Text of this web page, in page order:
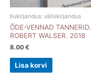
Ilukirjandus: väliskirjandus
ÕDE-VENNAD TANNERID.
ROBERT WALSER. 2018
8.00 €
Lisa korvi